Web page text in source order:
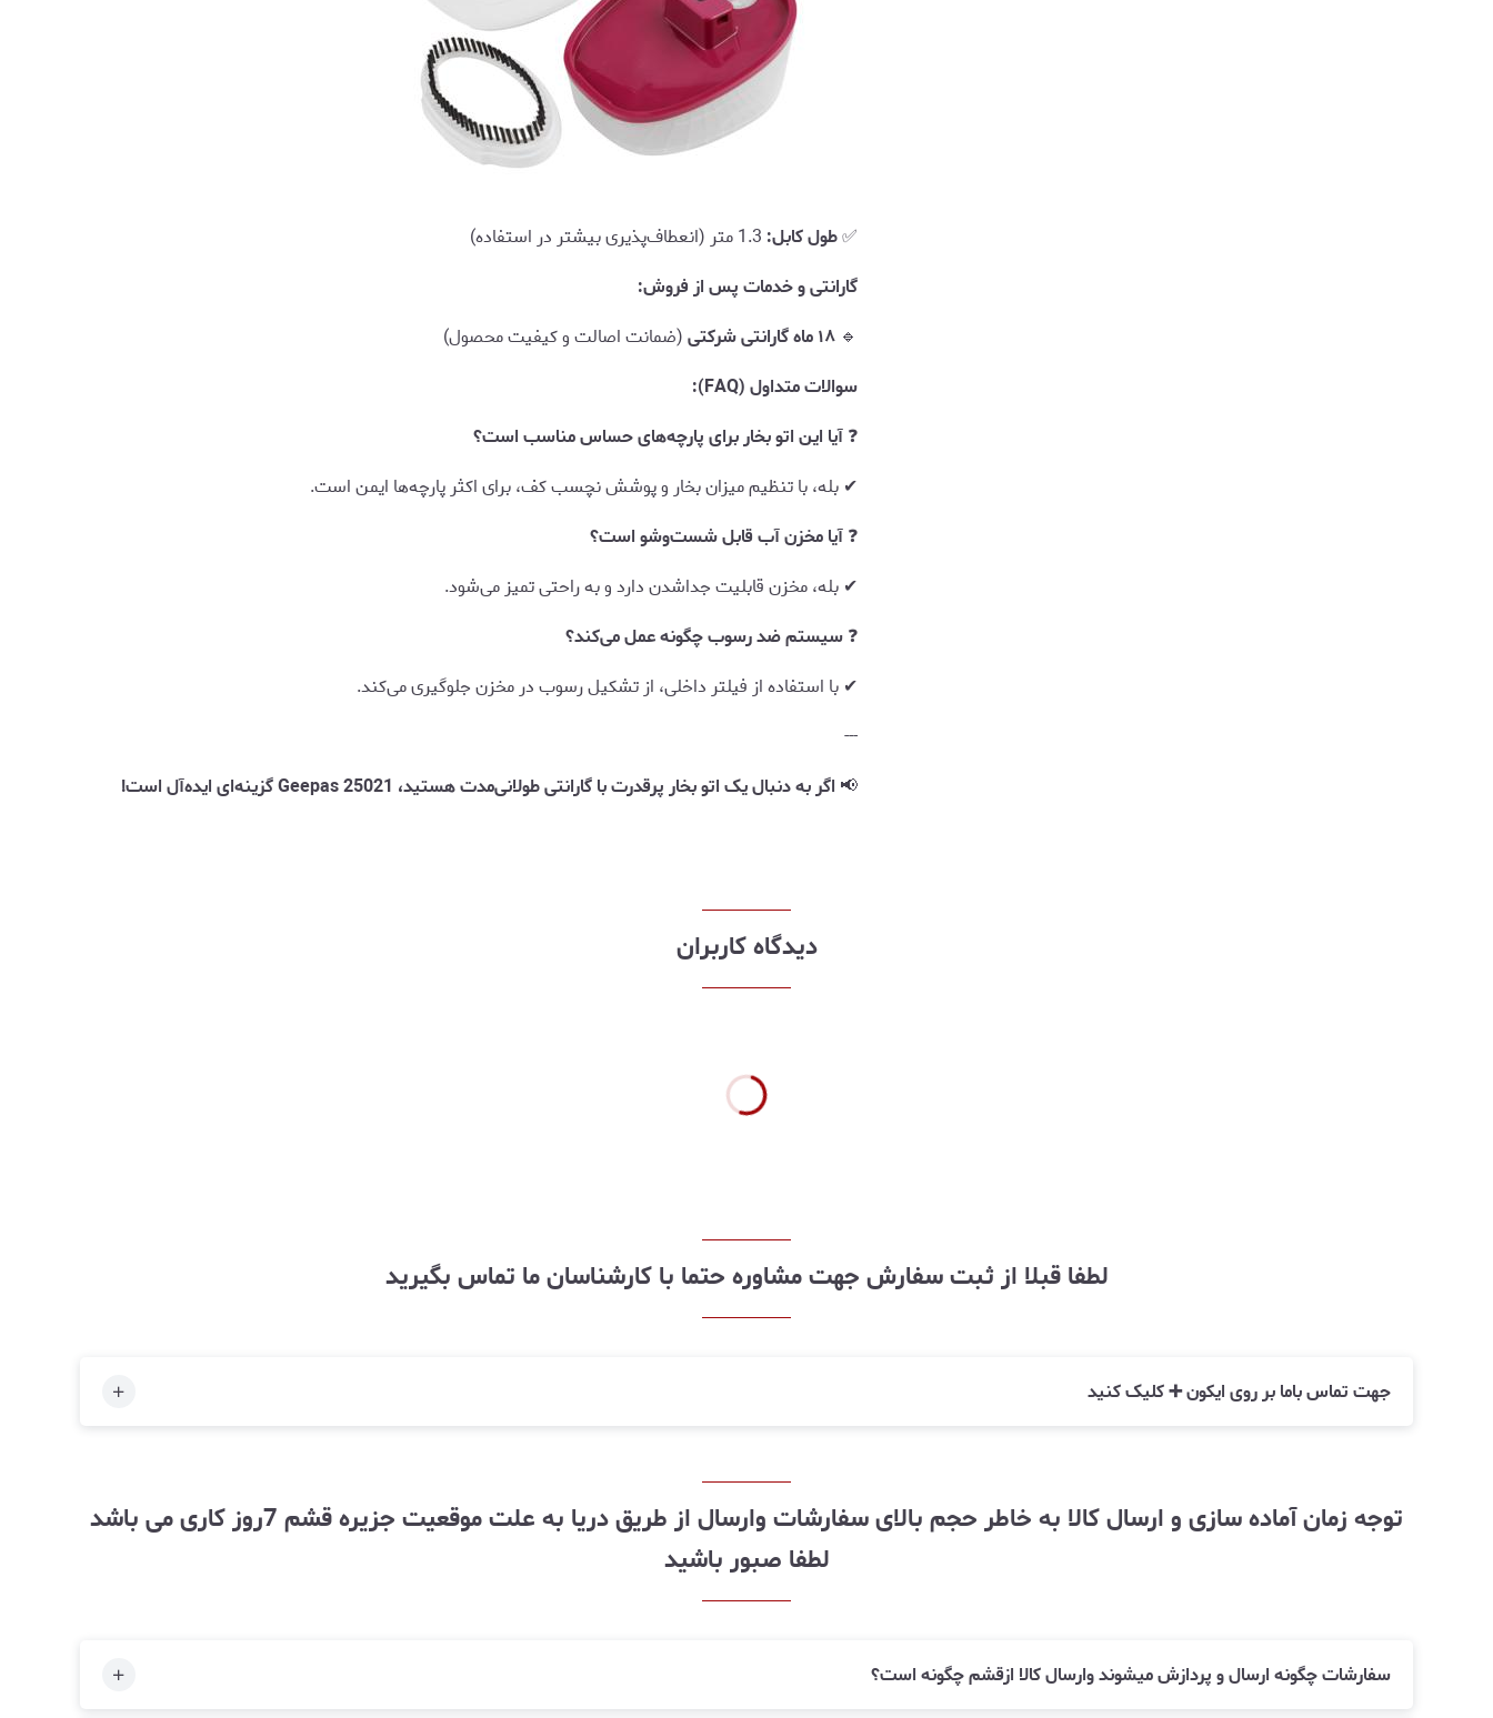
✅طول کابل:
گارانتی و خدمات پس از فروش:
🔹 ۱۸ ماه گارانتی شرکتی
(ضمانت اصالت و کیفیت محصول)
سوالات متداول (FAQ):
❓آیا این اتو بخار برای پارچه‌های حساس مناسب است؟
✔ بله، با تنظیم میزان بخار و پوشش نچسب کف، برای اکثر پارچه‌ها ایمن است.
❓آیا مخزن آب قابل شست‌وشو است؟
✔ بله، مخزن قابلیت جداشدن دارد و به راحتی تمیز می‌شود.
❓سیستم ضد رسوب چگونه عمل می‌کند؟
✔ با استفاده از فیلتر داخلی، از تشکیل رسوب در مخزن جلوگیری می‌کند.
---
📢 اگر به دنبال یک اتو بخار پرقدرت با گارانتی طولانی‌مدت هستید، Geepas 25021 گزینه‌ای ایده‌آل است!
دیدگاه کاربران
لطفا قبلا از ثبت سفارش جهت مشاوره حتما با کارشناسان ما تماس بگیرید
جهت تماس باما بر روی ایکون ➕ کلیک کنید
توجه زمان آماده سازی و ارسال کالا به خاطر حجم بالای سفارشات وارسال از طریق دریا به علت موقعیت جزیره قشم 7روز کاری می باشد
لطفا صبور باشید
سفارشات چگونه ارسال و پردازش میشوند وارسال کالا ازقشم چگونه است؟